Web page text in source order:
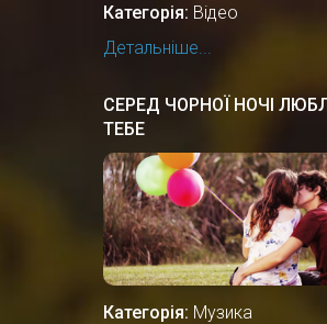
Категорія: Відео
Детальніше...
СЕРЕД ЧОРНОЇ НОЧІ
ТЕБЕ
Категорія: Музика